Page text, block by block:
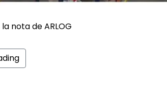
nota de ARLOG